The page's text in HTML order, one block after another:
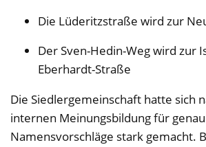
Die Lüderitzstraße wird zur
Der Sven-Hedin-Weg wird zur
Eberhardt-Straße
Die Siedlergemeinschaft hatte sich
internen Meinungsbildung für
Namensvorschläge stark gemacht.